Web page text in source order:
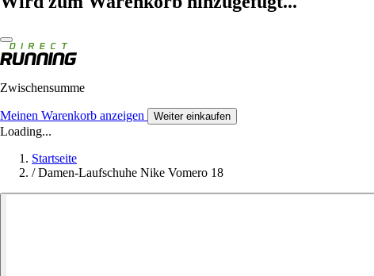
Zwischensumme
Meinen Warenkorb anzeigen Weiter einkaufen
Loading...
Startseite
/ Damen-Laufschuhe Nike Vomero 18